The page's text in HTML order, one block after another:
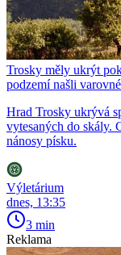
Trosky měly ukrýt
podzemí našli
Hrad Trosky ukrývá
vytesaných do skály.
nánosy písku.
Výletárium
dnes, 13:35
3 min
Reklama